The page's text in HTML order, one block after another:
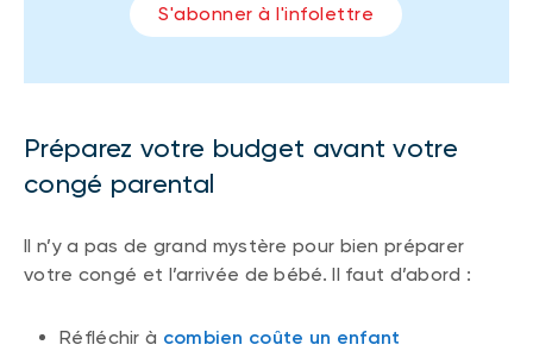
S'abonner à l'infolettre
Préparez votre budget avant votre
congé parental
Il n’y a pas de grand mystère pour bien préparer
votre congé et l’arrivée de bébé. Il faut d’abord :
Réfléchir à combien coûte un enfant